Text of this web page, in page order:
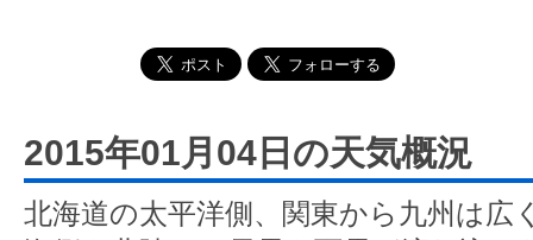
2015年01月04日の天気概況
北海道の太平洋側、関東から九州は広